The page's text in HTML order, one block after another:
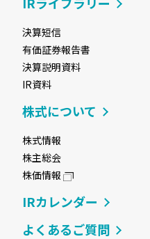
決算短信
有価証券報告書
決算説明資料
IR資料
株式について
株式情報
株主総会
株価情報
IRカレンダー
よくあるご質問